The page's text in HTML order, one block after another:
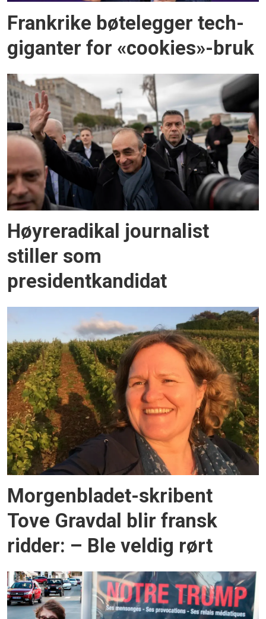
Frankrike bøtelegger tech-
giganter for «cookies»-bruk
Høyreradikal journalist
stiller som
presidentkandidat
Morgenbladet-skribent
Tove Gravdal blir fransk
ridder: – Ble veldig rørt